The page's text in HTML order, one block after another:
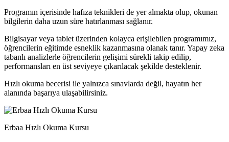
Programın içerisinde hafıza teknikleri de yer almakta olup, okunan
bilgilerin daha uzun süre hatırlanması sağlanır.
Bilgisayar veya tablet üzerinden kolayca erişilebilen programımız,
öğrencilerin eğitimde esneklik kazanmasına olanak tanır. Yapay zeka
tabanlı analizlerle öğrencilerin gelişimi sürekli takip edilip,
performansları en üst seviyeye çıkarılacak şekilde desteklenir.
Hızlı okuma becerisi ile yalnızca sınavlarda değil, hayatın her
alanında başarıya ulaşabilirsiniz.
Erbaa Hızlı Okuma Kursu